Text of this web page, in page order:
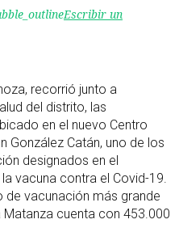
Escribir un
recorrió junto a
del distrito, las
en el nuevo Centro
González Catán, uno de los
designados en el
vacuna contra el Covid-19.
vacunación más grande
cuenta con 453.000